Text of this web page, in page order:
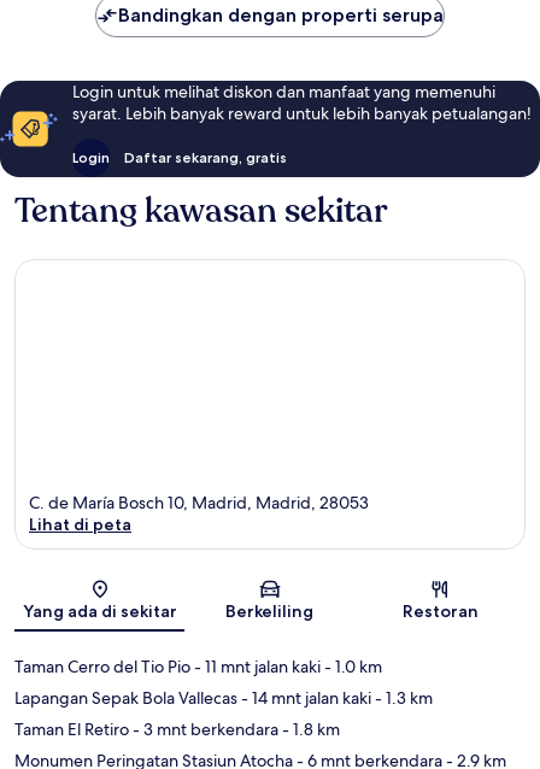
Bandingkan dengan properti serupa
Login untuk melihat diskon dan manfaat yang memenuhi
syarat. Lebih banyak reward untuk lebih banyak petualangan!
Login Daftar sekarang, gratis
Tentang kawasan sekitar
Peta
C. de María Bosch 10, Madrid, Madrid, 28053
Lihat di peta
Yang ada di sekitar Berkeliling Restoran
Taman Cerro del Tio Pio- 11 mnt jalan kaki- 1.0 km
Lapangan Sepak Bola Vallecas- 14 mnt jalan kaki- 1.3 km
Taman El Retiro- 3 mnt berkendara- 1.8 km
Monumen Peringatan Stasiun Atocha- 6 mnt berkendara- 2.9 km